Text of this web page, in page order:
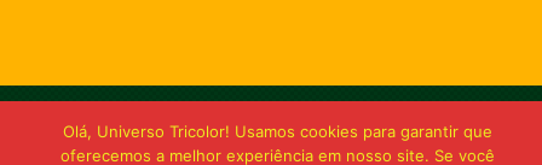
Olá, Universo Tricolor! Usamos cookies para garantir que
oferecemos a melhor experiência em nosso site. Se você